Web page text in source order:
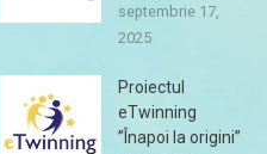
septembrie 17,
2025
Proiectul
eTwinning
”Înapoi la origini”